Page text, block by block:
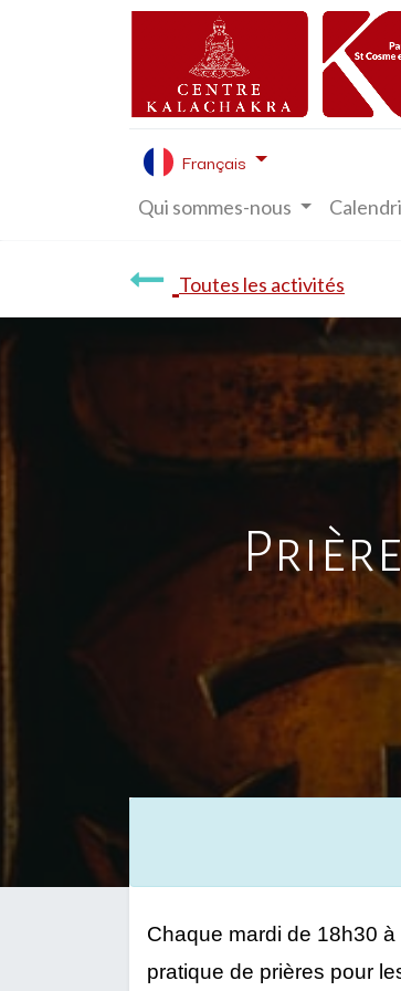
Français
Qui sommes-nous
Toutes les activités
Chaque mardi de 18h30
pratique de prières pour